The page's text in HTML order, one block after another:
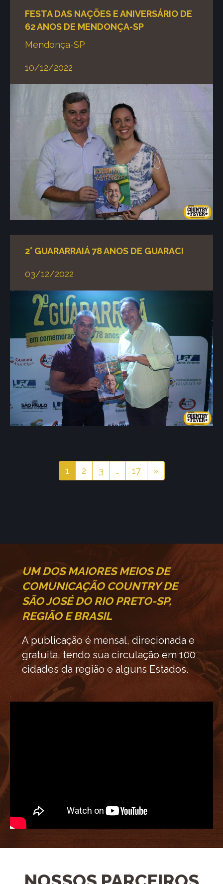
FESTA DAS NAÇÕES E ANIVERSÁRIO DE
62 ANOS DE MENDONÇA-SP
Mendonça-SP
10/12/2022
2° GUARARRAIÁ 78 ANOS DE GUARACI
03/12/2022
1 2 3 … 17 »
UM DOS MAIORES MEIOS DE
COMUNICAÇÃO COUNTRY DE
SÃO JOSÉ DO RIO PRETO-SP,
REGIÃO E BRASIL
A publicação é mensal, direcionada e
gratuita, tendo sua circulação em 100
cidades da região e alguns Estados.